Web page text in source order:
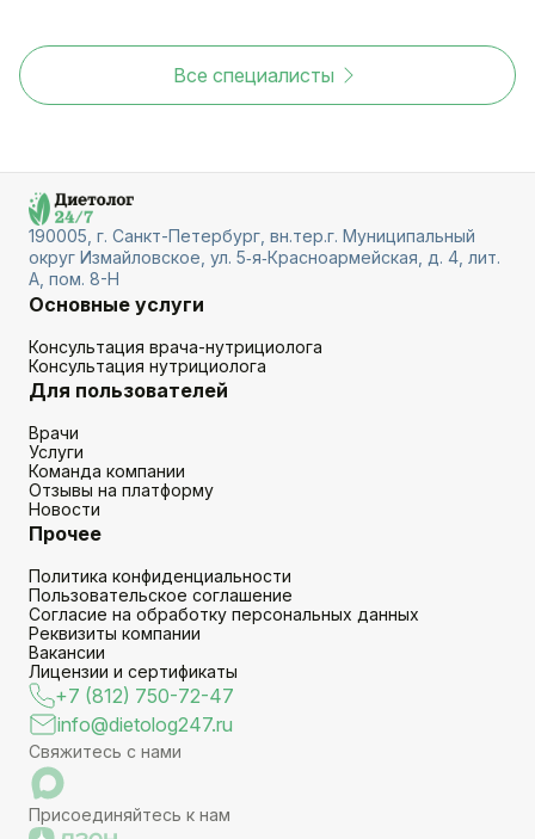
Все специалисты
190005, г. Санкт-Петербург, вн.тер.г. Муниципальный
округ Измайловское, ул. 5‑я‑Красноармейская, д. 4, лит.
А, пом. 8-Н
Основные услуги
Консультация врача-нутрициолога
Консультация нутрициолога
Для пользователей
Врачи
Услуги
Команда компании
Отзывы на платформу
Новости
Прочее
Политика конфиденциальности
Пользовательское соглашение
Согласие на обработку персональных данных
Реквизиты компании
Вакансии
Лицензии и сертификаты
+7 (812) 750-72-47
info@dietolog247.ru
Свяжитесь с нами
Присоединяйтесь к нам